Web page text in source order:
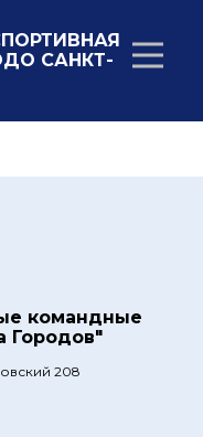
САНКТ-
командные
Городов"
208